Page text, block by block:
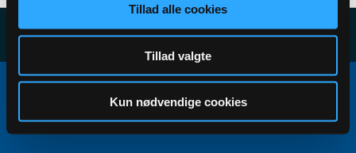
Tillad alle cookies
Tillad valgte
Kun nødvendige cookies
Copyright ©2000 - 2026, Jelsoft Enterprises Ltd.
All times are GMT+1. This page was generated at 04:20.